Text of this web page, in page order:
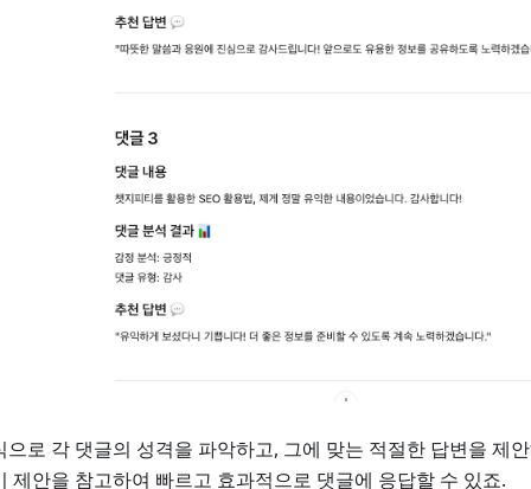
으로 각 댓글의 성격을 파악하고, 그에 맞는 적절한 답변을 제
제안을 참고하여 빠르고 효과적으로 댓글에 응답할 수 있죠.